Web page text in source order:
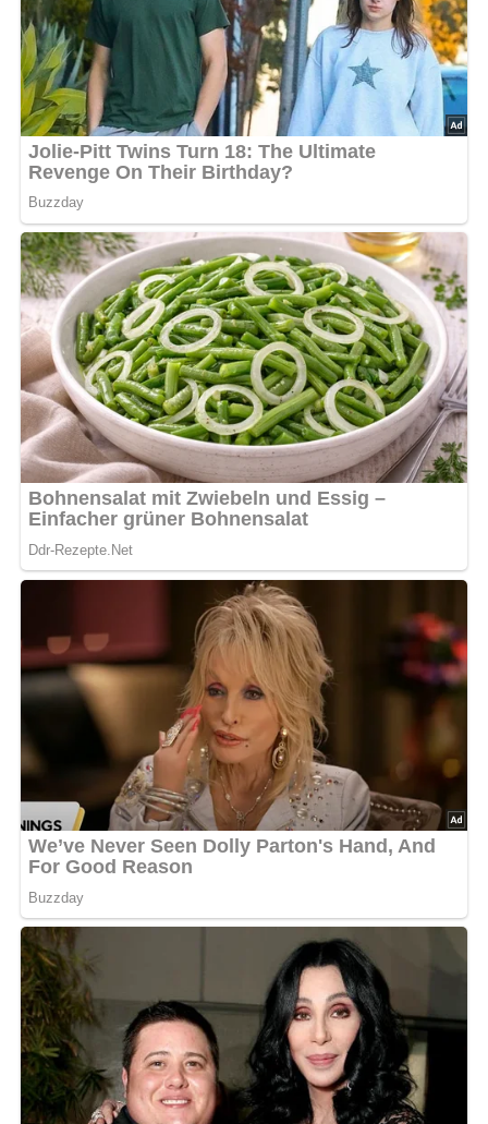
Nach: Gemüseküche von A-Z, Artia-Verlag Prag, 1984
Jetzt Sterne vergeben – Rezept
bewerten
5/5(8 Bewertung)